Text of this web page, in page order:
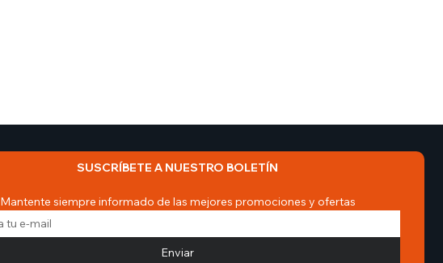
SUSCRÍBETE A NUESTRO BOLETÍN
Mantente siempre informado de las mejores promociones y ofertas
Enviar